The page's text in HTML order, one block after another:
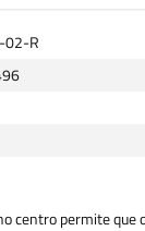
02-R
centro permite